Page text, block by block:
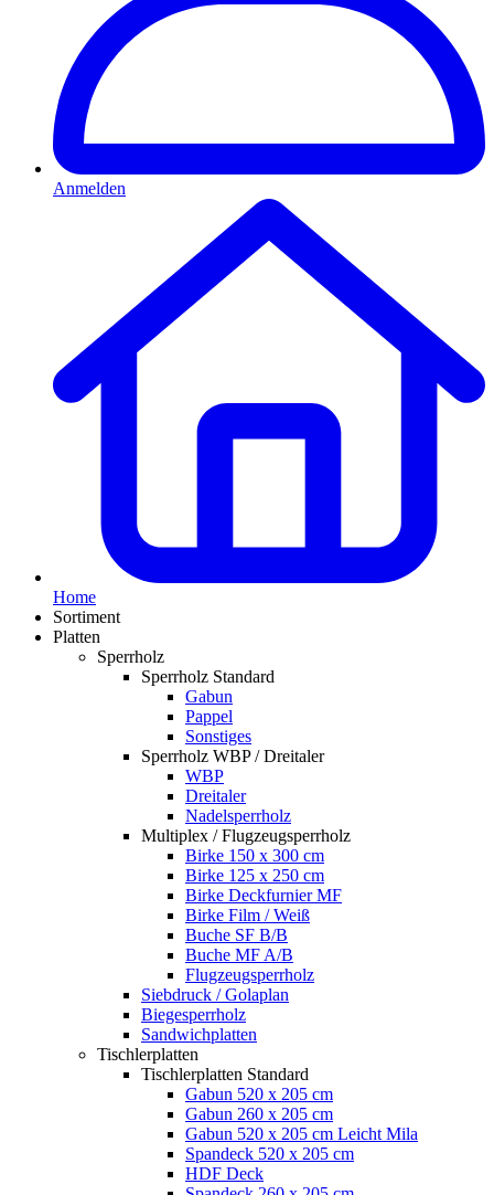
Anmelden
Home
Sortiment
Platten
Sperrholz
Sperrholz Standard
Gabun
Pappel
Sonstiges
Sperrholz WBP / Dreitaler
WBP
Dreitaler
Nadelsperrholz
Multiplex / Flugzeugsperrholz
Birke 150 x 300 cm
Birke 125 x 250 cm
Birke Deckfurnier MF
Birke Film / Weiß
Buche SF B/B
Buche MF A/B
Flugzeugsperrholz
Siebdruck / Golaplan
Biegesperrholz
Sandwichplatten
Tischlerplatten
Tischlerplatten Standard
Gabun 520 x 205 cm
Gabun 260 x 205 cm
Gabun 520 x 205 cm Leicht Mila
Spandeck 520 x 205 cm
HDF Deck